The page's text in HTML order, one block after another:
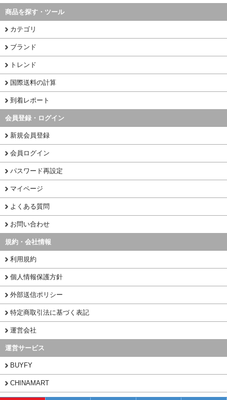
商品を探す・ツール
カテゴリ
ブランド
トレンド
国際送料の計算
到着レポート
会員登録・ログイン
新規会員登録
会員ログイン
パスワード再設定
マイページ
よくある質問
お問い合わせ
規約・会社情報
利用規約
個人情報保護方針
外部送信ポリシー
特定商取引法に基づく表記
運営会社
運営サービス
BUYFY
CHINAMART